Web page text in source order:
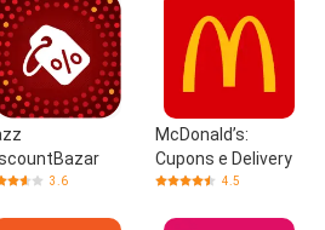
3.6
McDonald’s:
Cupons e Delivery
4.5